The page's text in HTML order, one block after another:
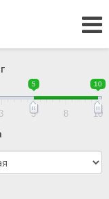
5 10
3 5 8 10